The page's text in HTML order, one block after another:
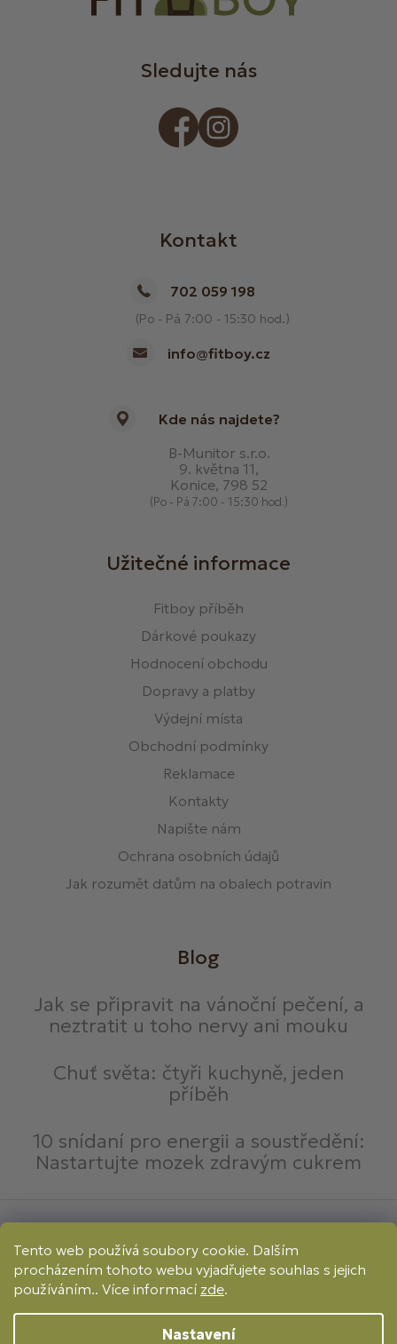
Tento web používá soubory cookie. Dalším
procházením tohoto webu vyjadřujete souhlas s jejich
používáním.. Více informací zde.
Nastavení
Sledujte nás
Kontakt
702 059 198
(Po - Pá 7:00 - 15:30 hod.)
info@fitboy.cz
Kde nás najdete?
B-Munitor s.r.o.
9. května 11,
Konice, 798 52
(Po - Pá 7:00 - 15:30 hod.)
Užitečné informace
Fitboy příběh
Dárkové poukazy
Hodnocení obchodu
Dopravy a platby
Výdejní místa
Obchodní podmínky
Reklamace
Kontakty
Napište nám
Ochrana osobních údajů
Jak rozumět datům na obalech potravin
Blog
Jak se připravit na vánoční pečení, a
neztratit u toho nervy ani mouku
Chuť světa: čtyři kuchyně, jeden
příběh
10 snídaní pro energii a soustředění:
Nastartujte mozek zdravým cukrem
Online Převod Dobírka
Způsoby dopravy: